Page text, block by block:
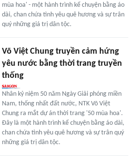
mùa hoa' - một hành trình kể chuyện bằng áo
dài, chan chứa tình yêu quê hương và sự trân
quý những giá trị dân tộc.
Võ Việt Chung truyền cảm hứng
yêu nước bằng thời trang truyền
thống
Nhân kỷ niệm 50 năm Ngày Giải phóng miền
Nam, thống nhất đất nước, NTK Võ Việt
Chung ra mắt dự án thời trang '50 mùa hoa'.
Đây là một hành trình kể chuyện bằng áo dài,
chan chứa tình yêu quê hương và sự trân quý
những giá trị dân tộc.